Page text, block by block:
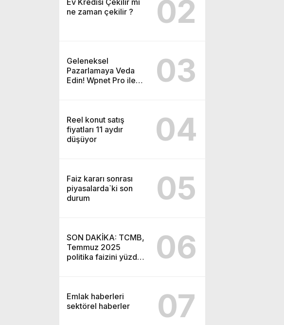
ne zaman çekilir ?
02
Geleneksel
Pazarlamaya Veda
Edin! Wpnet Pro ile
03
Reel konut satış
fiyatları 11 aydır
düşüyor
04
Faiz kararı sonrası
piyasalarda`ki son
durum
05
SON DAKİKA: TCMB,
Temmuz 2025
politika faizini yüzde
06
Emlak haberleri
sektörel haberler
07